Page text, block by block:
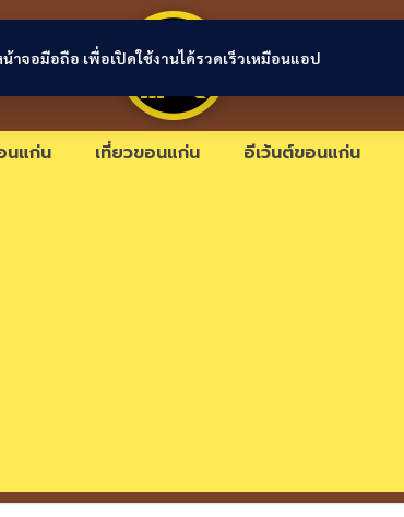
ขอนแก่นลิงก์
นแก่น เที่ยวขอนแก่น อีเว้นต์ขอนแก่น
น้าจอมือถือ เพื่อเปิดใช้งานได้รวดเร็วเหมือนแอป